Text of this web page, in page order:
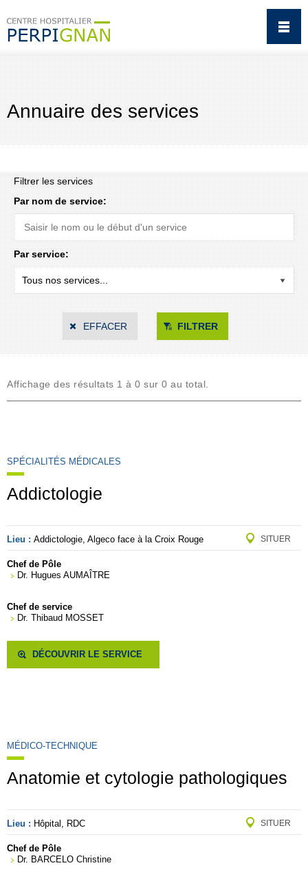
Annuaire des services
Filtrer les services
Par nom de service:
Par service:
EFFACER FILTRER
Affichage des résultats 1 à 0 sur 0 au total.
SPÉCIALITÉS MÉDICALES
Addictologie
Lieu : Addictologie, Algeco face à la Croix Rouge SITUER
Chef de Pôle
Dr. Hugues AUMAÎTRE
Chef de service
Dr. Thibaud MOSSET
DÉCOUVRIR LE SERVICE
MÉDICO-TECHNIQUE
Anatomie et cytologie pathologiques
Lieu : Hôpital, RDC SITUER
Chef de Pôle
Dr. BARCELO Christine